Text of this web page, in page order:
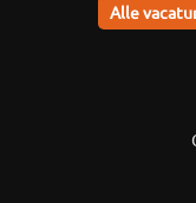
Alle